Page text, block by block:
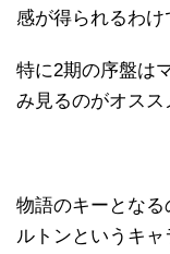
感が得られるわけ
特に2期の序盤は
み見るのがオスス
物語のキーとなる
ルトンというキャ